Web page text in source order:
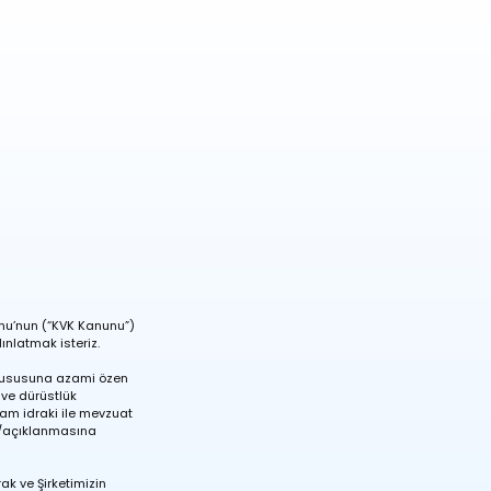
(“KVK Kanunu”)
isteriz.
azami özen
dürüstlük
idraki ile mevzuat
ve Şirketimizin